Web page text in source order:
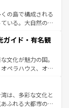
グ、エンターテイ
。一方、アメリカ
ニオンやイエロー
が融合した独特の
で異なる魅力を楽
感じることができ
の旅も、アメリカ
の島で構成される
いる。大自然の神
地といえばオアフ
島やカウアイ島が
をはじめ、豊かな
ピリット」と呼ば
アンミュージッ
ハワイの魅力を彩
動が待っているハ
ガイド・有名観
文化が魅力の国。
ペラハウス、オー
ル（エアーズロッ
ンズの熱帯雨林な
やワイン、オージ
は、多彩な文化と
ふれる大都市の台